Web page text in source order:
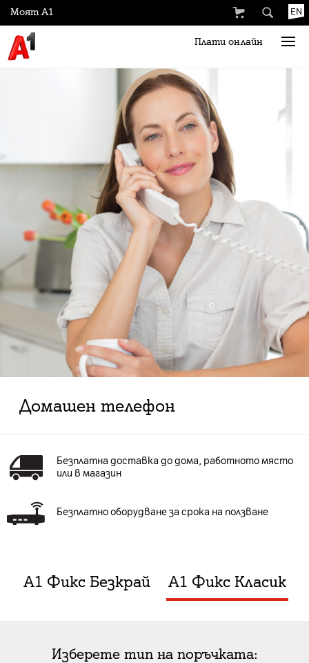
EN
Плати онлайн
Моят А1
Домашен телефон
Безплатна доставка до дома, работното място
или в магазин
Безплатно оборудване за срока на ползване
А1 Фикс Безкрай А1 Фикс Класик
Изберете тип на поръчката: